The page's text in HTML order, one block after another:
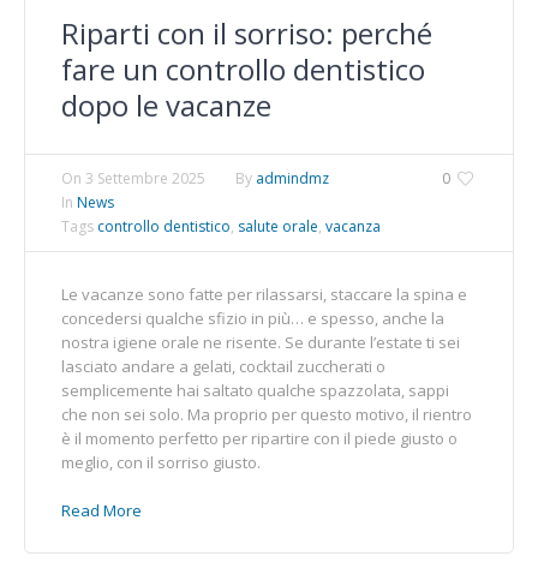
Riparti con il sorriso: perché
fare un controllo dentistico
dopo le vacanze
0
On 3 Settembre 2025 By admindmz
In News
Tags controllo dentistico, salute orale, vacanza
Le vacanze sono fatte per rilassarsi, staccare la spina e
concedersi qualche sfizio in più… e spesso, anche la
nostra igiene orale ne risente. Se durante l’estate ti sei
lasciato andare a gelati, cocktail zuccherati o
semplicemente hai saltato qualche spazzolata, sappi
che non sei solo. Ma proprio per questo motivo, il rientro
è il momento perfetto per ripartire con il piede giusto o
meglio, con il sorriso giusto.
Read More